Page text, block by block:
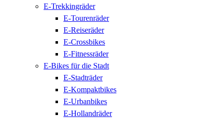
E-Trekkingräder
E-Tourenräder
E-Reiseräder
E-Crossbikes
E-Fitnessräder
E-Bikes für die Stadt
E-Stadträder
E-Kompaktbikes
E-Urbanbikes
E-Hollandräder